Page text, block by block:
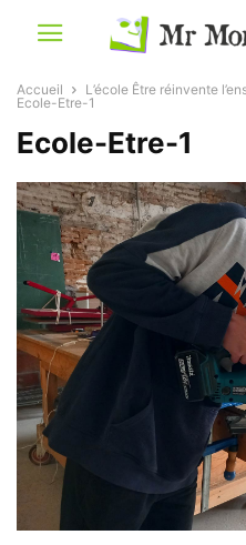
Accueil
L’école Être réinvente
Ecole-Etre-1
Ecole-Etre-1